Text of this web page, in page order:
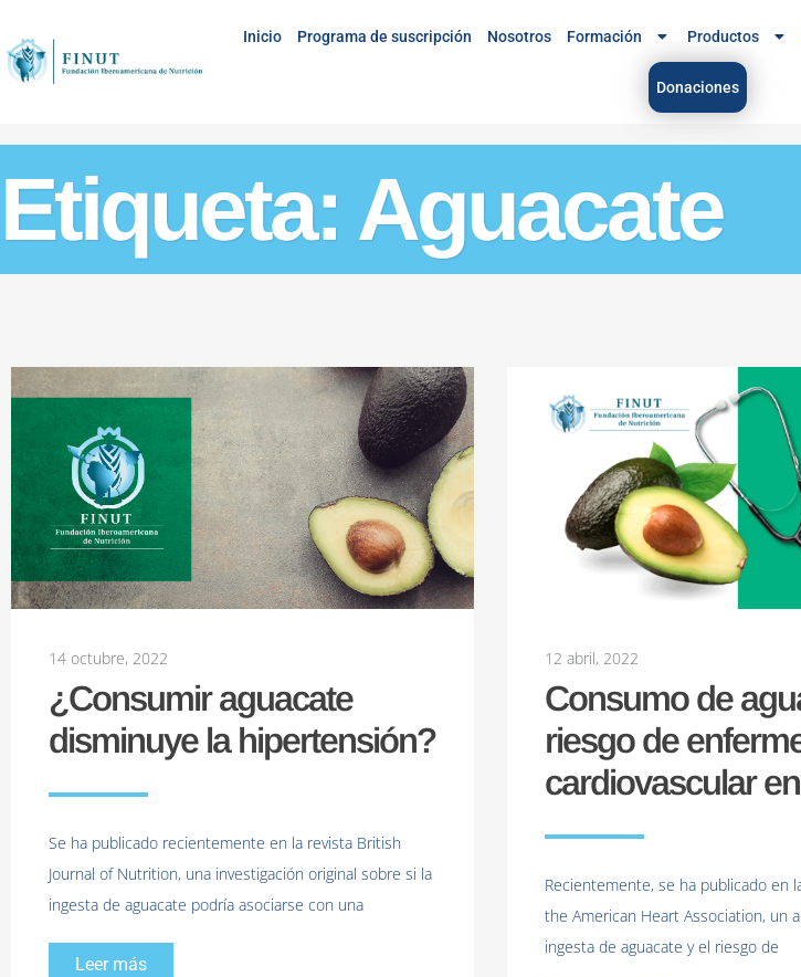
Inicio Programa de suscripción Nosotros Formación Productos
Donaciones
Etiqueta: Aguacate
14 octubre, 2022
¿Consumir aguacate
disminuye la hipertensión?
Se ha publicado recientemente en la revista British
Journal of Nutrition, una investigación original sobre si la
ingesta de aguacate podría asociarse con una
Leer más
12 abril, 2022
Consumo de
riesgo de
cardiovascular
Recientemente, se ha publicado en
the American Heart Association, un
ingesta de aguacate y el riesgo de